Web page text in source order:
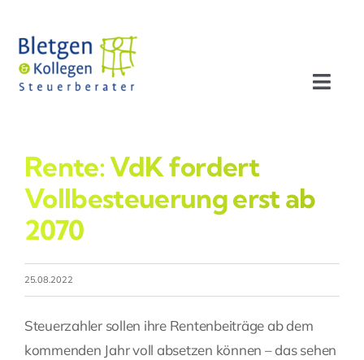
Inhalt
springen
Profil
Leistungen
Team
Stellenangebote
Rente: VdK fordert
Vollbesteuerung erst ab
2070
25.08.2022
Steuerzahler sollen ihre Rentenbeiträge ab dem
kommenden Jahr voll absetzen können – das sehen